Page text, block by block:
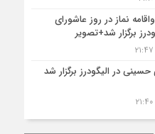
نماز در روز عاشورای
برگزار شد+تصویر
در الیگودرز برگزار شد